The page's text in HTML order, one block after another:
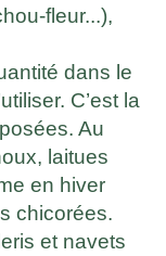
fleur...),
dans le
C’est la
Au
laitues
en hiver
chicorées.
et navets